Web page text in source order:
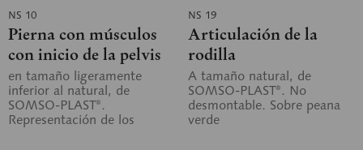
NS 10
Pierna con músculos
con inicio de la pelvis
en tamaño ligeramente
inferior al natural, de
SOMSO-PLAST®.
Representación de los
NS 19
Articulación de la
rodilla
A tamaño natural, de
SOMSO-PLAST®. No
desmontable. Sobre peana
verde